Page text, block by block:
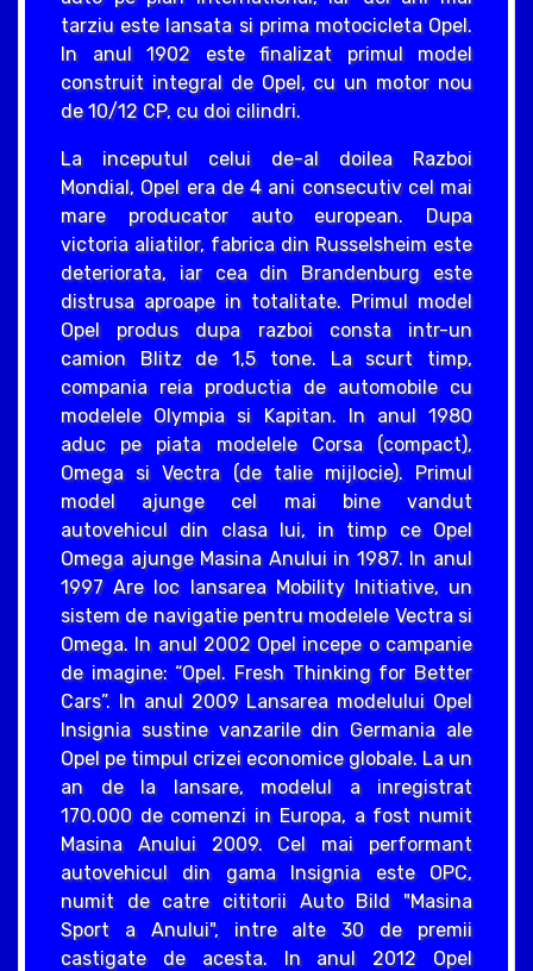
tarziu este lansata si prima motocicleta Opel.
In anul 1902 este finalizat primul model
construit integral de Opel, cu un motor nou
de 10/12 CP, cu doi cilindri.
La inceputul celui de-al doilea Razboi
Mondial, Opel era de 4 ani consecutiv cel mai
mare producator auto european. Dupa
victoria aliatilor, fabrica din Russelsheim este
deteriorata, iar cea din Brandenburg este
distrusa aproape in totalitate. Primul model
Opel produs dupa razboi consta intr-un
camion Blitz de 1,5 tone. La scurt timp,
compania reia productia de automobile cu
modelele Olympia si Kapitan. In anul 1980
aduc pe piata modelele Corsa (compact),
Omega si Vectra (de talie mijlocie). Primul
model ajunge cel mai bine vandut
autovehicul din clasa lui, in timp ce Opel
Omega ajunge Masina Anului in 1987. In anul
1997 Are loc lansarea Mobility Initiative, un
sistem de navigatie pentru modelele Vectra si
Omega. In anul 2002 Opel incepe o campanie
de imagine: “Opel. Fresh Thinking for Better
Cars”. In anul 2009 Lansarea modelului Opel
Insignia sustine vanzarile din Germania ale
Opel pe timpul crizei economice globale. La un
an de la lansare, modelul a inregistrat
170.000 de comenzi in Europa, a fost numit
Masina Anului 2009. Cel mai performant
autovehicul din gama Insignia este OPC,
numit de catre cititorii Auto Bild "Masina
Sport a Anului", intre alte 30 de premii
castigate de acesta. In anul 2012 Opel